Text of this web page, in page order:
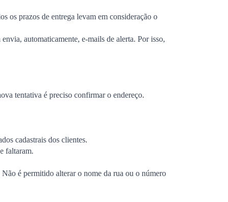
os prazos de entrega levam em consideração o
automaticamente, e-mails de alerta. Por isso,
tentativa é preciso confirmar o endereço.
cadastrais dos clientes.
faltaram.
é permitido alterar o nome da rua ou o número